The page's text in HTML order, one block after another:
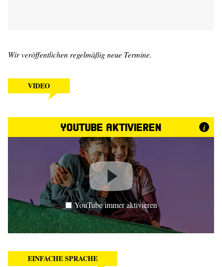
Wir veröffentlichen regelmäßig neue Termine.
VIDEO
YouTube aktivieren i
YouTube immer aktivieren
EINFACHE SPRACHE